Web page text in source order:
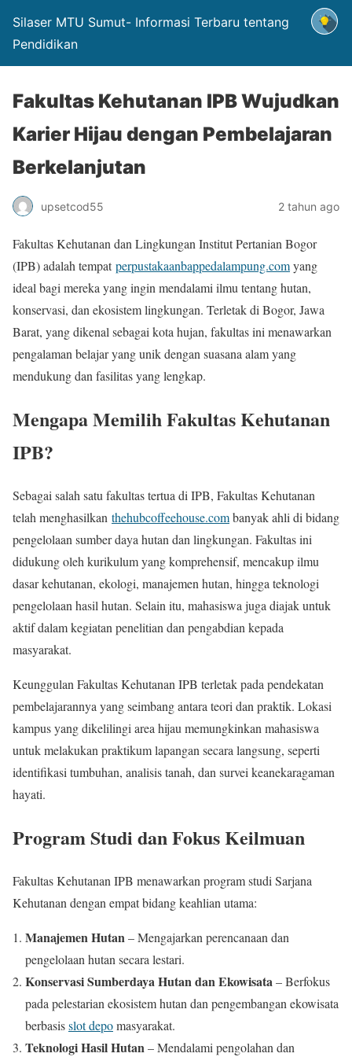
Silaser MTU Sumut- Informasi Terbaru tentang
Pendidikan
Fakultas Kehutanan IPB Wujudkan
Karier Hijau dengan Pembelajaran
Berkelanjutan
upsetcod55 2 tahun ago
Fakultas Kehutanan dan Lingkungan Institut Pertanian Bogor
(IPB) adalah tempatperpustakaanbappedalampung.comyang
ideal bagi mereka yang ingin mendalami ilmu tentang hutan,
konservasi, dan ekosistem lingkungan. Terletak di Bogor, Jawa
Barat, yang dikenal sebagai kota hujan, fakultas ini menawarkan
pengalaman belajar yang unik dengan suasana alam yang
mendukung dan fasilitas yang lengkap.
Mengapa Memilih Fakultas Kehutanan
IPB?
Sebagai salah satu fakultas tertua di IPB, Fakultas Kehutanan
telah menghasilkan thehubcoffeehouse.combanyak ahli di bidang
pengelolaan sumber daya hutan dan lingkungan. Fakultas ini
didukung oleh kurikulum yang komprehensif, mencakup ilmu
dasar kehutanan, ekologi, manajemen hutan, hingga teknologi
pengelolaan hasil hutan. Selain itu, mahasiswa juga diajak untuk
aktif dalam kegiatan penelitian dan pengabdian kepada
masyarakat.
Keunggulan Fakultas Kehutanan IPB terletak pada pendekatan
pembelajarannya yang seimbang antara teori dan praktik. Lokasi
kampus yang dikelilingi area hijau memungkinkan mahasiswa
untuk melakukan praktikum lapangan secara langsung, seperti
identifikasi tumbuhan, analisis tanah, dan survei keanekaragaman
hayati.
Program Studi dan Fokus Keilmuan
Fakultas Kehutanan IPB menawarkan program studi Sarjana
Kehutanan dengan empat bidang keahlian utama:
Manajemen Hutan– Mengajarkan perencanaan dan
pengelolaan hutan secara lestari.
Konservasi Sumberdaya Hutan dan Ekowisata– Berfokus
pada pelestarian ekosistem hutan dan pengembangan ekowisata
berbasisslot depomasyarakat.
Teknologi Hasil Hutan– Mendalami pengolahan dan